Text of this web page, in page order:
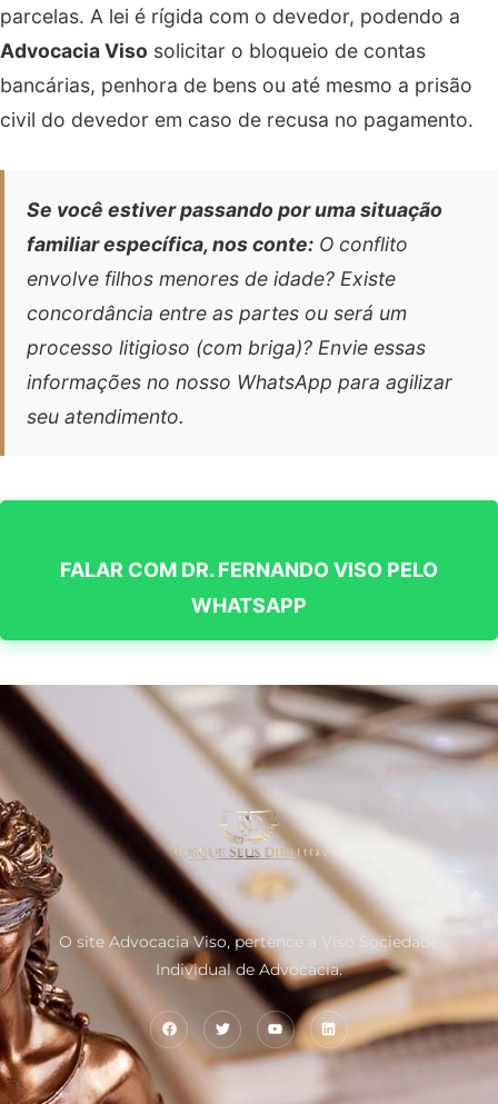
parcelas. A lei é rígida com o devedor, podendo a
Advocacia Viso solicitar o bloqueio de contas
bancárias, penhora de bens ou até mesmo a prisão
civil do devedor em caso de recusa no pagamento.
Se você estiver passando por uma situação
familiar específica, nos conte: O conflito
envolve filhos menores de idade? Existe
concordância entre as partes ou será um
processo litigioso (com briga)? Envie essas
informações no nosso WhatsApp para agilizar
seu atendimento.
FALAR COM DR. FERNANDO VISO PELO
WHATSAPP
O site Advocacia Viso, pertence a Viso Sociedade
Individual de Advocacia.